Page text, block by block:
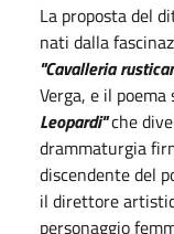
La proposta del
nati dalla
"Cavalleria
Verga, e il
Leopardi"che
drammaturgia
discendente del
il direttore
personaggio